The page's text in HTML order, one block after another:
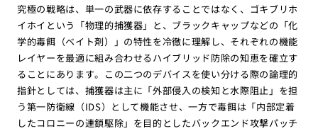
究極の戦略は、単一の武器に依存することではなく、ゴキブリホ
イホイという「物理的捕獲器」と、ブラックキャップなどの「化
学的毒餌（ベイト剤）」の特性を冷徹に理解し、それぞれの機能
レイヤーを最適に組み合わせるハイブリッド防除の知恵を確立す
ることにあります。この二つのデバイスを使い分ける際の論理的
指針としては、捕獲器は主に「外部侵入の検知と水際阻止」を担
う第一防衛線（IDS）として機能させ、一方で毒餌は「内部定着
したコロニーの連鎖駆除」を目的としたバックエンド攻撃パッチ